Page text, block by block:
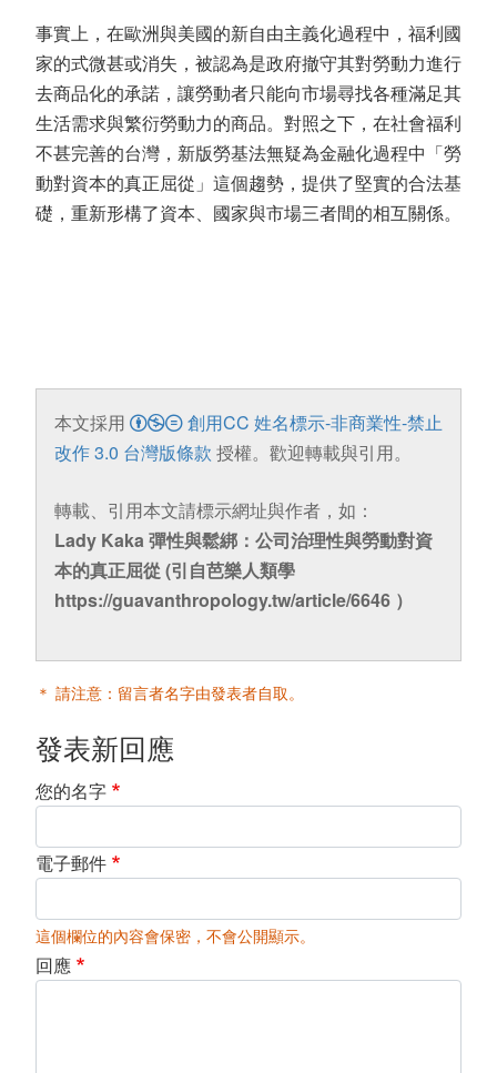
事實上，在歐洲與美國的新自由主義化過程中，福利國
家的式微甚或消失，被認為是政府撤守其對勞動力進行
去商品化的承諾，讓勞動者只能向市場尋找各種滿足其
生活需求與繁衍勞動力的商品。對照之下，在社會福利
不甚完善的台灣，新版勞基法無疑為金融化過程中「勞
動對資本的真正屈從」這個趨勢，提供了堅實的合法基
礎，重新形構了資本、國家與市場三者間的相互關係。
本文採用
創用CC 姓名標示-非商業性-禁止
改作 3.0 台灣版條款 授權。歡迎轉載與引用。
轉載、引用本文請標示網址與作者，如：
Lady Kaka 彈性與鬆綁：公司治理性與勞動對資
本的真正屈從 (引自芭樂人類學
https://guavanthropology.tw/article/6646 ）
＊ 請注意：留言者名字由發表者自取。
發表新回應
您的名字
電子郵件
這個欄位的內容會保密，不會公開顯示。
回應